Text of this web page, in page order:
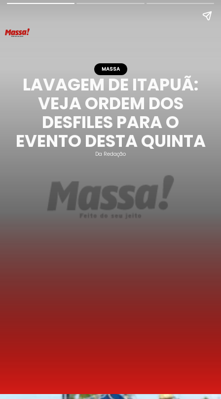
MASSA
LAVAGEM DE ITAPUÃ:
VEJA ORDEM DOS
DESFILES PARA O
EVENTO DESTA QUINTA
Da Redação